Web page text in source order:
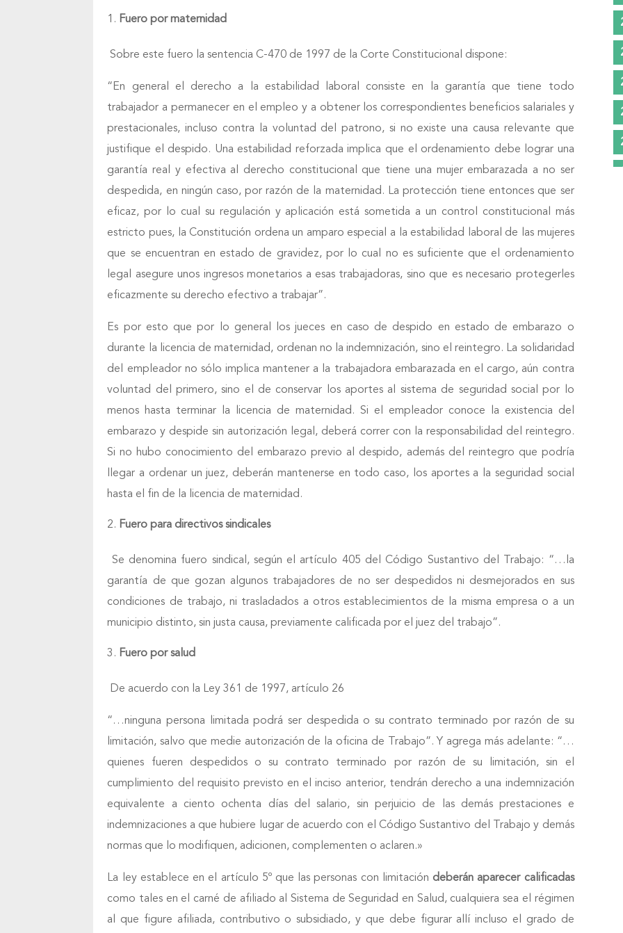
Fuero por maternidad
Sobre este fuero la sentencia C-470 de 1997 de la Corte Constitucional dispone:
“En general el derecho a la estabilidad laboral consiste en la garantía que tiene todo
trabajador a permanecer en el empleo y a obtener los correspondientes beneficios salariales y
prestacionales, incluso contra la voluntad del patrono, si no existe una causa relevante que
justifique el despido. Una estabilidad reforzada implica que el ordenamiento debe lograr una
garantía real y efectiva al derecho constitucional que tiene una mujer embarazada a no ser
despedida, en ningún caso, por razón de la maternidad. La protección tiene entonces que ser
eficaz, por lo cual su regulación y aplicación está sometida a un control constitucional más
estricto pues, la Constitución ordena un amparo especial a la estabilidad laboral de las mujeres
que se encuentran en estado de gravidez, por lo cual no es suficiente que el ordenamiento
legal asegure unos ingresos monetarios a esas trabajadoras, sino que es necesario protegerles
eficazmente su derecho efectivo a trabajar”.
Es por esto que por lo general los jueces en caso de despido en estado de embarazo o
durante la licencia de maternidad, ordenan no la indemnización, sino el reintegro. La solidaridad
del empleador no sólo implica mantener a la trabajadora embarazada en el cargo, aún contra
voluntad del primero, sino el de conservar los aportes al sistema de seguridad social por lo
menos hasta terminar la licencia de maternidad. Si el empleador conoce la existencia del
embarazo y despide sin autorización legal, deberá correr con la responsabilidad del reintegro.
Si no hubo conocimiento del embarazo previo al despido, además del reintegro que podría
llegar a ordenar un juez, deberán mantenerse en todo caso, los aportes a la seguridad social
hasta el fin de la licencia de maternidad.
Fuero para directivos sindicales
Se denomina fuero sindical, según el artículo 405 del Código Sustantivo del Trabajo: “…la
garantía de que gozan algunos trabajadores de no ser despedidos ni desmejorados en sus
condiciones de trabajo, ni trasladados a otros establecimientos de la misma empresa o a un
municipio distinto, sin justa causa, previamente calificada por el juez del trabajo”.
Fuero por salud
De acuerdo con la Ley 361 de 1997, artículo 26
“…ninguna persona limitada podrá ser despedida o su contrato terminado por razón de su
limitación, salvo que medie autorización de la oficina de Trabajo”. Y agrega más adelante: “…
quienes fueren despedidos o su contrato terminado por razón de su limitación, sin el
cumplimiento del requisito previsto en el inciso anterior, tendrán derecho a una indemnización
equivalente a ciento ochenta días del salario, sin perjuicio de las demás prestaciones e
indemnizaciones a que hubiere lugar de acuerdo con el Código Sustantivo del Trabajo y demás
normas que lo modifiquen, adicionen, complementen o aclaren.»
La ley establece en el artículo 5º que las personas con limitación deberán aparecer calificadas
como tales en el carné de afiliado al Sistema de Seguridad en Salud, cualquiera sea el régimen
al que figure afiliada, contributivo o subsidiado, y que debe figurar allí incluso el grado de